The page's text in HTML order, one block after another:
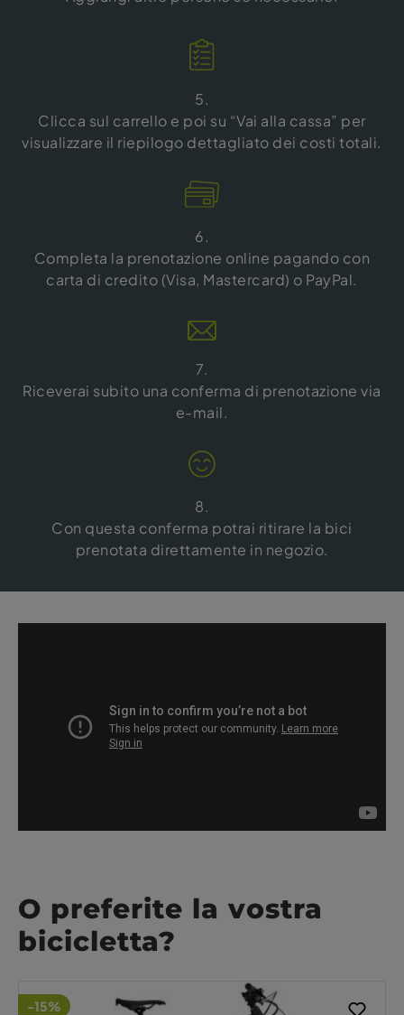
5.
Clicca sul carrello e poi su “Vai alla cassa” per
visualizzare il riepilogo dettagliato dei costi totali.
6.
Completa la prenotazione online pagando con
carta di credito (Visa, Mastercard) o PayPal.
7.
Riceverai subito una conferma di prenotazione via
e-mail.
8.
Con questa conferma potrai ritirare la bici
prenotata direttamente in negozio.
O preferite la vostra
bicicletta?
-15%